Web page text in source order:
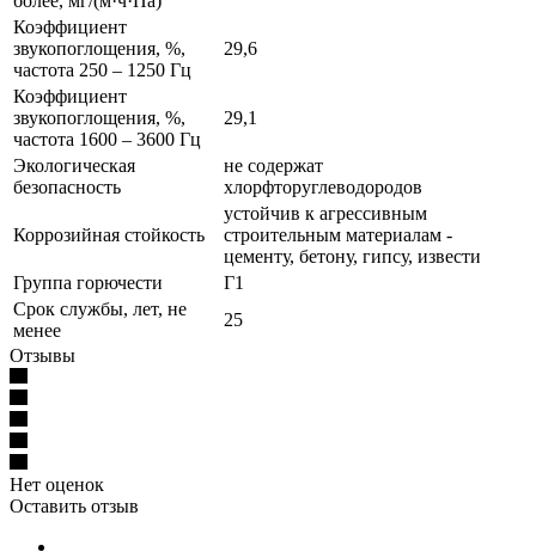
Коэффициент
звукопоглощения, %,
частота 250 – 1250 Гц
29,6
Коэффициент
звукопоглощения, %,
частота 1600 – 3600 Гц
29,1
Экологическая
безопасность
не содержат
хлорфторуглеводородов
Коррозийная стойкость
устойчив к агрессивным
строительным материалам -
цементу, бетону, гипсу, извести
Группа горючести
Г1
Срок службы, лет, не
менее
25
Отзывы
Нет оценок
Оставить отзыв